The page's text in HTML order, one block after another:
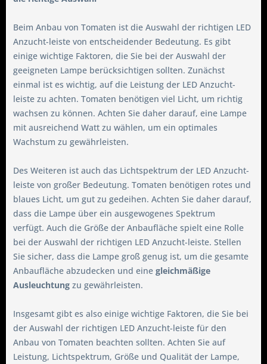
Beim Anbau von Tomaten ist die Auswahl der richtigen LED
Anzucht-leiste von entscheidender Bedeutung. Es gibt
einige wichtige Faktoren, die Sie bei der Auswahl der
geeigneten Lampe berücksichtigen sollten. Zunächst
einmal ist es wichtig, auf die Leistung der LED Anzucht-
leiste zu achten. Tomaten benötigen viel Licht, um richtig
wachsen zu können. Achten Sie daher darauf, eine Lampe
mit ausreichend Watt zu wählen, um ein optimales
Wachstum zu gewährleisten.
Des Weiteren ist auch das Lichtspektrum der LED Anzucht-
leiste von großer Bedeutung. Tomaten benötigen rotes und
blaues Licht, um gut zu gedeihen. Achten Sie daher darauf,
dass die Lampe über ein ausgewogenes Spektrum
verfügt. Auch die Größe der Anbaufläche spielt eine Rolle
bei der Auswahl der richtigen LED Anzucht-leiste. Stellen
Sie sicher, dass die Lampe groß genug ist, um die gesamte
Anbaufläche abzudecken und eine gleichmäßige
Ausleuchtung zu gewährleisten.
Insgesamt gibt es also einige wichtige Faktoren, die Sie bei
der Auswahl der richtigen LED Anzucht-leiste für den
Anbau von Tomaten beachten sollten. Achten Sie auf
Leistung, Lichtspektrum, Größe und Qualität der Lampe,